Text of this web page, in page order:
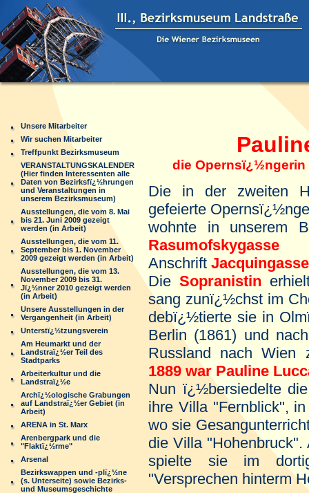
Unsere Mitarbeiter
Wir suchen Mitarbeiter
Treffpunkt Bezirksmuseum
VERANSTALTUNGSKALENDER
(Hier finden Interessenten alle
Daten von Bezirksfï¿½hrungen
und Veranstaltungen in
unserem Bezirksmuseum)
Ausstellungen, die vom 8. Mai
bis 21. Juni 2009 gezeigt
werden (in Arbeit)
Ausstellungen, die vom 11.
September bis 1. November
2009 gezeigt werden (in Arbeit)
Ausstellungen, die vom 13.
November 2009 bis 31.
Jï¿½nner 2010 gezeigt werden
(in Arbeit)
Unsere Ausstellungen in der
Vergangenheit (in Arbeit)
Unterstï¿½tzungsverein
Am Heumarkt und der
Landstraï¿½er Teil des
Stadtparks
Arbeiterkultur und die
Landstraï¿½e
Archï¿½ologische Grabungen
auf Landstraï¿½er Gebiet (in
Arbeit)
ARENA in St. Marx
Arenbergpark und die
"Flaktï¿½rme"
Arsenal
Bezirkswappen und -plï¿½ne
(s. Unterseite) sowie Bezirks-
und Museumsgeschichte
die Opernsï¿½ngerin
Die in der zweiten
gefeierte
wohnte in unserem
Rasumofskygasse
Anschrift
Die Sopranistin
sang zunï¿½chst im
debï¿½tierte sie in
Berlin (1861) und
Russland nach Wien
1889 war Pauline
Nun ï¿½bersiedelte
ihre Villa "Fernblick",
wo sie
die Villa
spielte sie im
"Versprechen hinterm